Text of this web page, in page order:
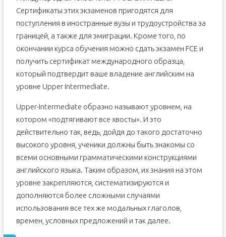
Сертификаты этих экзаменов пригодятся для
поступления в иностранные вузы и трудоустройства за
границей, а также для эмиграции. Кроме того, по
окончании курса обучения можно сдать экзамен FCE и
получить сертификат международного образца,
который подтвердит ваше владение английским на
уровне Upper Intermediate.
Upper-Intermediate образно называют уровнем, на
котором «подтягивают все хвосты». И это
действительно так, ведь, дойдя до такого достаточно
высокого уровня, ученики должны быть знакомы со
всеми основными грамматическими конструкциями
английского языка. Таким образом, их знания на этом
уровне закрепляются, систематизируются и
дополняются более сложными случаями
использования все тех же модальных глаголов,
времен, условных предложений и так далее.